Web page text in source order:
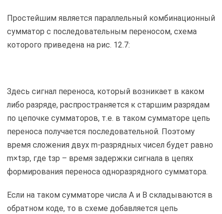
Простейшим является параллельный комбинационный
сумматор с последовательным переносом, схема
которого приведена на рис. 12.7:
Здесь сигнал переноса, который возникает в каком
либо разряде, распространяется к старшим разрядам
по цепочке сумматоров, т.е. в таком сумматоре цепь
переноса получается последовательной. Поэтому
время сложения двух m-разрядных чисел будет равно
m×tзр, где tзр – время задержки сигнала в цепях
формирования переноса одноразрядного сумматора.
Если на таком сумматоре числа А и В складываются в
обратном коде, то в схеме добавляется цепь